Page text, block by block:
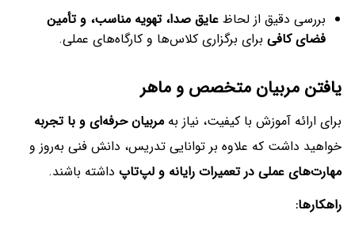
بررسی دقیق از لحاظ عایق صدا، تهویه مناسب، و تأمین
فضای کافی برای برگزاری کلاس‌ها و کارگاه‌های عملی.
یافتن مربیان متخصص و ماهر
برای ارائه آموزش با کیفیت، نیاز به مربیان حرفه‌ای و با تجربه
خواهید داشت که علاوه بر توانایی تدریس، دانش فنی به‌روز و
مهارت‌های عملی در تعمیرات رایانه و لپ‌تاپ داشته باشند.
راهکارها: